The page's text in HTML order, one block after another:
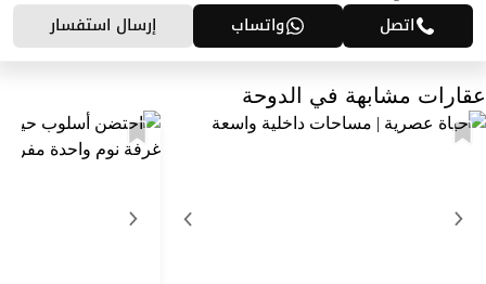
اتصل واتساب إرسال استفسار
عقارات مشابهة في الدوحة